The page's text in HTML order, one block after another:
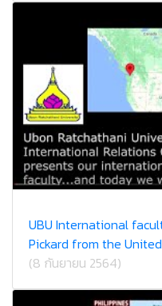
UBU International
Pickard from the
(8 กันยายน 2564)